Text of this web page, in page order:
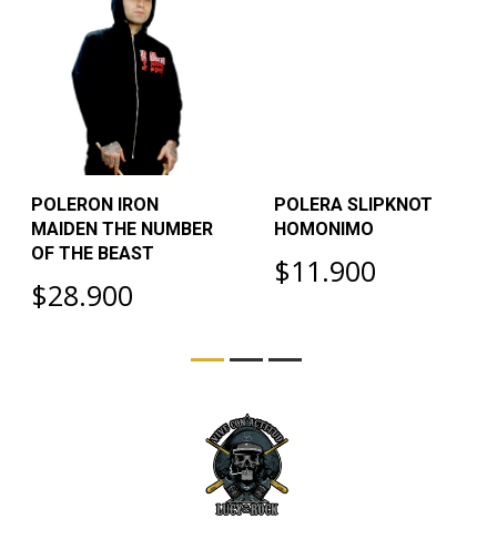
POLERON IRON
MAIDEN THE NUMBER
OF THE BEAST
$28.900
POLERA SLIPKNOT
HOMONIMO
$11.900